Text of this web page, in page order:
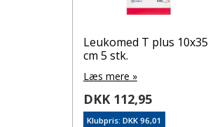
Leukomed T plus 10x35
cm 5 stk.
Læs mere »
DKK 112,95
Klubpris: DKK 96,01